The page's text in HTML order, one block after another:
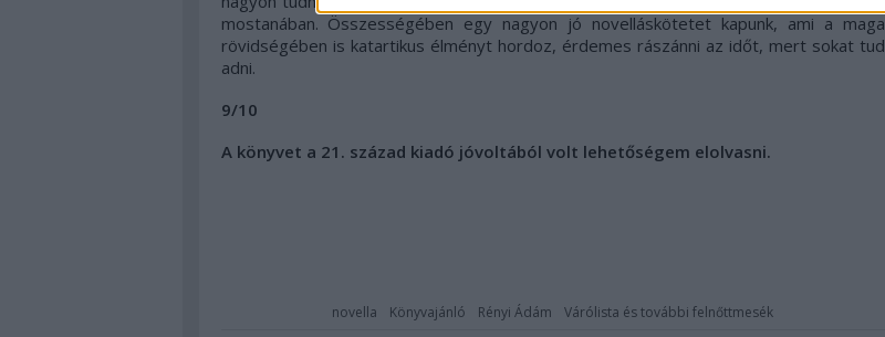
mostanában. Összességében egy nagyon jó novelláskötetet kapunk, ami a maga
rövidségében is katartikus élményt hordoz, érdemes rászánni az időt, mert sokat tud
adni.
9/10
A könyvet a 21. század kiadó jóvoltából volt lehetőségem elolvasni.
novella Könyvajánló Rényi Ádám
Várólista és további felnőttmesék